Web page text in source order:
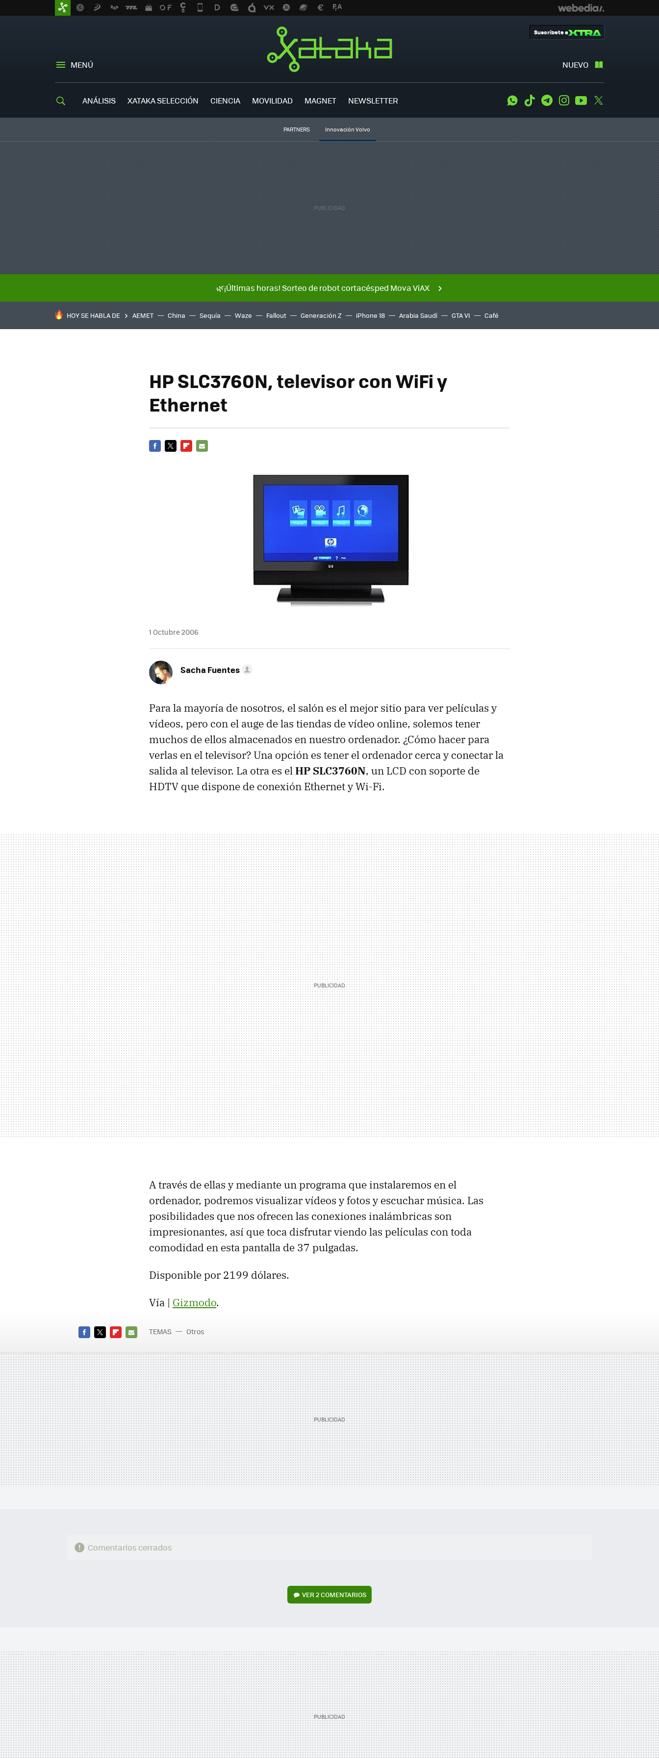
MENÚ NUEVO
Suscríbete a
ANÁLISIS XATAKA SELECCIÓN CIENCIA MOVILIDAD MAGNET NEWSLETTER WhatsApp
Tiktok TelegramInstagramYoutube
PARTNERS Innovación Volvo
🌿¡Últimas horas! Sorteo de robot cortacésped Mova ViAX
HOY SE HABLA DE AEMET China Sequía Waze Fallout Generación Z iPhone 18 Arabia Saudí GTA VI Café
HP SLC3760N, televisor con WiFi y
Ethernet
1 Octubre 2006
Sacha Fuentes
Para la mayoría de nosotros, el salón es el mejor sitio para ver películas y
vídeos, pero con el auge de las tiendas de vídeo online, solemos tener
muchos de ellos almacenados en nuestro ordenador. ¿Cómo hacer para
verlas en el televisor? Una opción es tener el ordenador cerca y conectar la
salida al televisor. La otra es elHP SLC3760N, un LCD con soporte de
HDTV que dispone de conexión Ethernet y Wi-Fi.
A través de ellas y mediante un programa que instalaremos en el
ordenador, podremos visualizar vídeos y fotos y escuchar música. Las
posibilidades que nos ofrecen las conexiones inalámbricas son
impresionantes, así que toca disfrutar viendo las películas con toda
comodidad en esta pantalla de 37 pulgadas.
Disponible por 2199 dólares.
Vía | Gizmodo.
MAIL
TEMAS Otros
Comentarios cerrados
VER2 COMENTARIOS